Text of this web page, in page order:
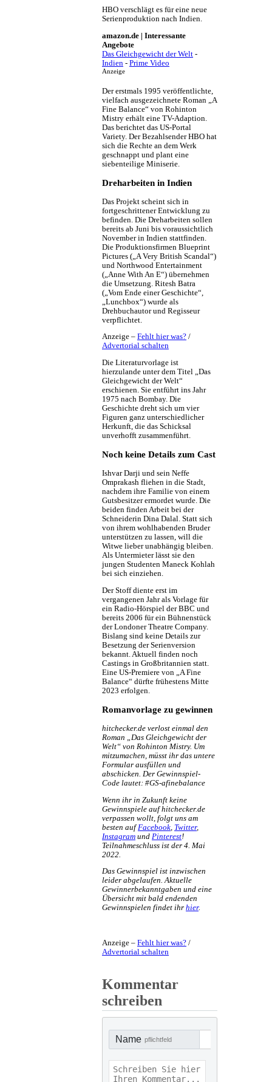
HBO verschlägt es für eine neue
Serienproduktion nach Indien.
amazon.de | Interessante
Angebote
Das Gleichgewicht der Welt -
Indien - Prime Video
Anzeige
Der erstmals 1995 veröffentlichte,
vielfach ausgezeichnete Roman „A
Fine Balance“ von Rohinton
Mistry erhält eine TV-Adaption.
Das berichtet das US-Portal
Variety. Der Bezahlsender HBO hat
sich die Rechte an dem Werk
geschnappt und plant eine
siebenteilige Miniserie.
Dreharbeiten in Indien
Das Projekt scheint sich in
fortgeschrittener Entwicklung zu
befinden. Die Dreharbeiten sollen
bereits ab Juni bis voraussichtlich
November in Indien stattfinden.
Die Produktionsfirmen Blueprint
Pictures („A Very British Scandal“)
und Northwood Entertainment
(„Anne With An E“) übernehmen
die Umsetzung. Ritesh Batra
(„Vom Ende einer Geschichte“,
„Lunchbox“) wurde als
Drehbuchautor und Regisseur
verpflichtet.
Anzeige – Fehlt hier was? /
Advertorial schalten
Die Literaturvorlage ist
hierzulande unter dem Titel „Das
Gleichgewicht der Welt“
erschienen. Sie entführt ins Jahr
1975 nach Bombay. Die
Geschichte dreht sich um vier
Figuren ganz unterschiedlicher
Herkunft, die das Schicksal
unverhofft zusammenführt.
Noch keine Details zum Cast
Ishvar Darji und sein Neffe
Omprakash fliehen in die Stadt,
nachdem ihre Familie von einem
Gutsbesitzer ermordet wurde. Die
beiden finden Arbeit bei der
Schneiderin Dina Dalal. Statt sich
von ihrem wohlhabenden Bruder
unterstützen zu lassen, will die
Witwe lieber unabhängig bleiben.
Als Untermieter lässt sie den
jungen Studenten Maneck Kohlah
bei sich einziehen.
Der Stoff diente erst im
vergangenen Jahr als Vorlage für
ein Radio-Hörspiel der BBC und
bereits 2006 für ein Bühnenstück
der Londoner Theatre Company.
Bislang sind keine Details zur
Besetzung der Serienversion
bekannt. Aktuell finden noch
Castings in Großbritannien statt.
Eine US-Premiere von „A Fine
Balance“ dürfte frühestens Mitte
2023 erfolgen.
Romanvorlage zu gewinnen
hitchecker.de verlost einmal den
Roman „Das Gleichgewicht der
Welt“ von Rohinton Mistry. Um
mitzumachen, müsst ihr das untere
Formular ausfüllen und
abschicken. Der Gewinnspiel-
Code lautet: #GS-afinebalance
Wenn ihr in Zukunft keine
Gewinnspiele auf hitchecker.de
verpassen wollt, folgt uns am
besten auf Facebook Twitter,
Instagram und Pinterest!
Teilnahmeschluss ist der 4. Mai
2022.
Das Gewinnspiel ist inzwischen
leider abgelaufen. Aktuelle
Gewinnerbekanntgaben und eine
Übersicht mit bald endenden
Gewinnspielen findet ihr hier.
Anzeige – Fehlt hier was? /
Advertorial schalten
Kommentar
schreiben
Name pflichtfeld